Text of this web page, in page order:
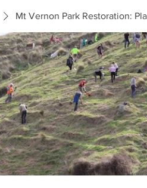
Mt Vernon Park Restoration: